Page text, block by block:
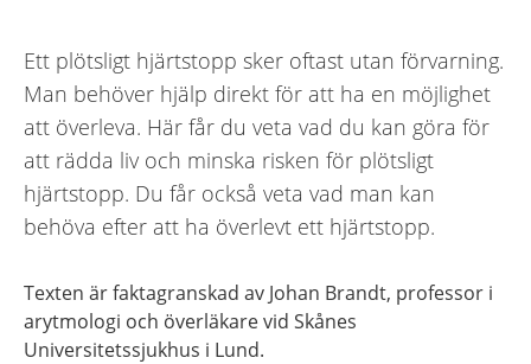
Ett plötsligt hjärtstopp sker oftast utan förvarning.
Man behöver hjälp direkt för att ha en möjlighet
att överleva. Här får du veta vad du kan göra för
att rädda liv och minska risken för plötsligt
hjärtstopp. Du får också veta vad man kan
behöva efter att ha överlevt ett hjärtstopp.
Texten är faktagranskad av Johan Brandt, professor i
arytmologi och överläkare vid Skånes
Universitetssjukhus i Lund.